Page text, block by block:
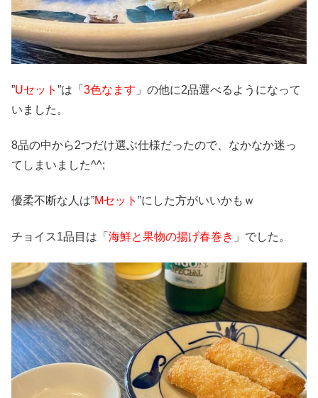
”Uセット ”は「 3色なます 」の他に2品選べるようになって
いました。
8品の中から2つだけ選ぶ仕様だったので、なかなか迷っ
てしまいました^^;
優柔不断な人は”Mセット ”にした方がいいかもｗ
チョイス1品目は「 海鮮と果物の揚げ春巻き 」でした。